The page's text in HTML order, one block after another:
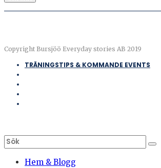
Copyright Bursjöö Everyday stories AB 2019
TRÄNINGSTIPS & KOMMANDE EVENTS
Hem & Blogg